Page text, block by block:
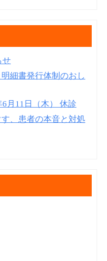
せ
細書発⾏体制のおし
月11日（木） 休診
、患者の本音と対処